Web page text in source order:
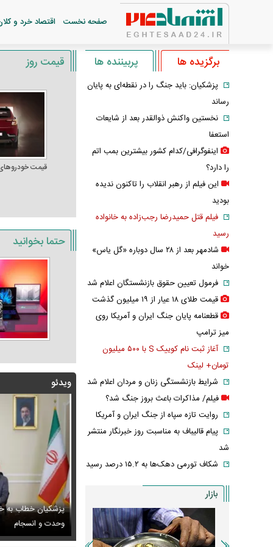
صفحه نخست اقتصاد خرد و
قیمت روز
قیمت
حتما بخوانید
ویدئو
تجمعات شبانه تعیین تکلیف شد
پزشکیان خطاب به
وحدت و انسجام
/ عاشقانه‌های دختران پیمان قاسم خانی عکس / ورزش
برگزیده ها پربیننده ها
پزشکیان: باید جنگ را در نقطه‌ای به پایان
رساند
نخستین واکنش ذوالقدر بعد از شایعات
استعفا
اینفوگرافی/کدام کشور بیشترین بمب اتم
را دارد؟
این فیلم از رهبر انقلاب را تاکنون ندیده
بودید
فیلم قتل حمیدرضا رجب‌زاده به خانواده
رسید
شادمهر بعد از ۲۸ سال دوباره «گل یاس»
خواند
فرمول تعیین حقوق بازنشستگان اعلام شد
قیمت طلای ۱۸ عیار از ۱۹ میلیون گذشت
قطعنامه پایان جنگ ایران و آمریکا روی
میز ترامپ
آغاز ثبت نام کوییک S با ۵۰۰ میلیون
تومان+ لینک
شرایط بازنشستگی زنان و مردان اعلام شد
فیلم/ مذاکرات باعث بروز جنگ شد؟
روایت تازه سپاه از جنگ ایران و آمریکا
پیام قالیباف به مناسبت روز خبرنگار منتشر
شد
شکاف تورمی دهک‌ها به ۱۵.۲ درصد رسید
بازار